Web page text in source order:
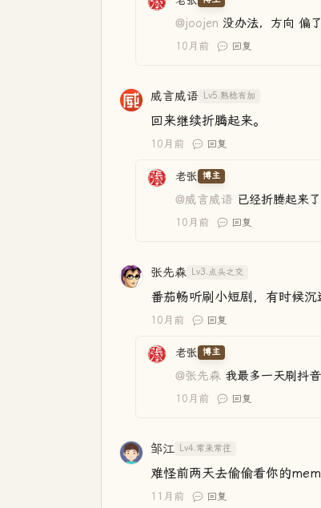
@joojen 没办法，方向 偏了
10月前 回复
威言威语 Lv5.熟稔有加
回来继续折腾起来。
10月前 回复
老张 博主
@威言威语 已经折腾起来了
10月前 回复
张先森 Lv3.点头之交
番茄畅听刷小短剧，有时候
10月前 回复
老张 博主
@张先森 我最多一天刷抖
10月前 回复
邹江 Lv4.常来常往
难怪前两天去偷偷看你的
11月前 回复